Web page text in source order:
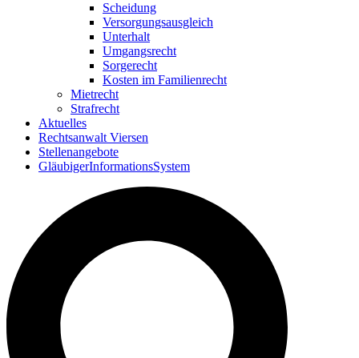
Scheidung
Versorgungsausgleich
Unterhalt
Umgangsrecht
Sorgerecht
Kosten im Familienrecht
Mietrecht
Strafrecht
Aktuelles
Rechtsanwalt Viersen
Stellenangebote
GläubigerInformationsSystem